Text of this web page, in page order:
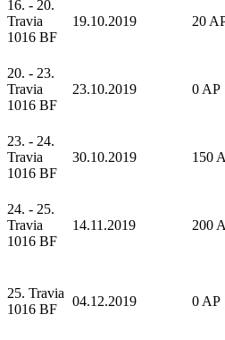
16. - 20.
Travia
1016 BF
19.10.2019 20
20. - 23.
Travia
1016 BF
23.10.2019 0 AP
23. - 24.
Travia
1016 BF
30.10.2019 150
24. - 25.
Travia
1016 BF
14.11.2019 200
25. Travia
1016 BF
04.12.2019 0 AP